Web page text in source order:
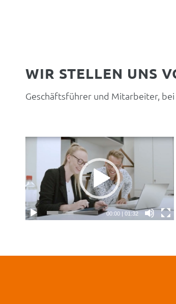
WIR STELLEN UNS
Geschäftsführer und Mitarbeiter,
00:00 |01:32